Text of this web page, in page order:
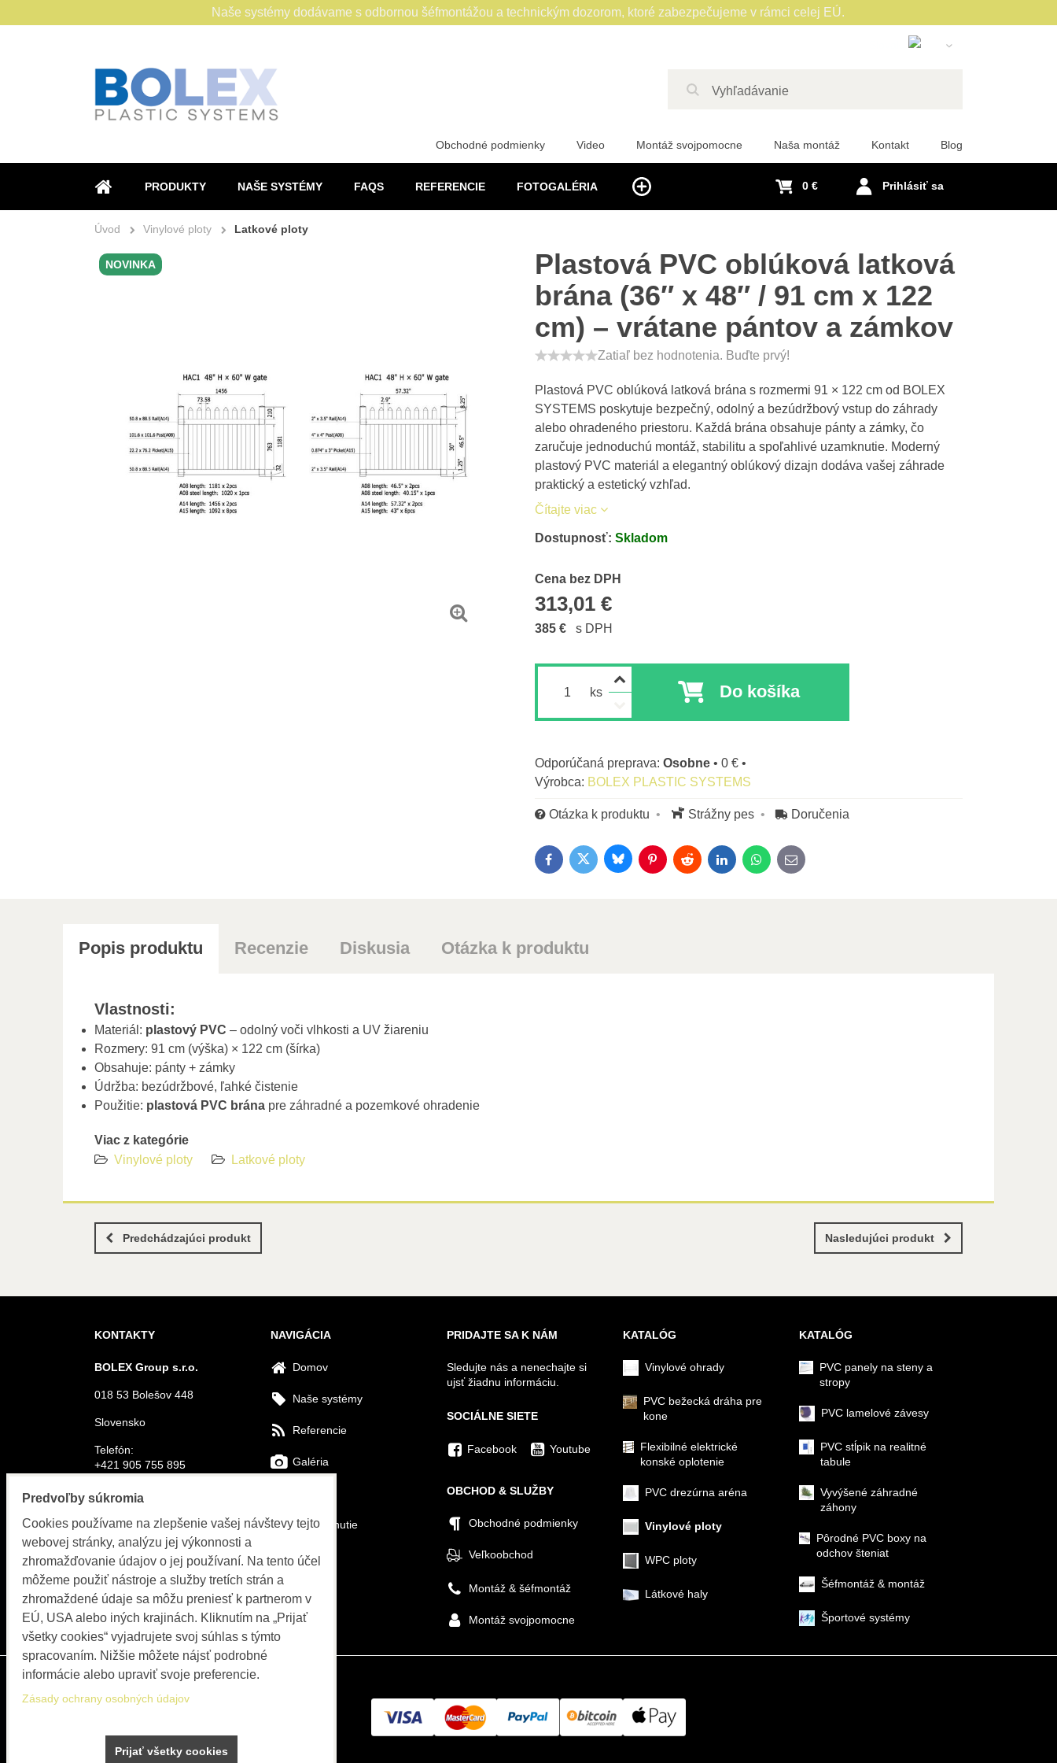
Polish
French
Romanian
Dutch
Swedish
ÚVOD
PRODUKTY NAŠE SYSTÉMY FAQS REFERENCIE FOTOGALÉRIA
Obchodné podmienky Video Montáž svojpomocne Naša montáž Kontakt Blog
Prihlásiť sa
0 €
Naše systémy dodávame s odbornou šéfmontážou a technickým dozorom, ktoré zabezpečujeme v rámci celej EÚ.
Úvod Vinylové ploty Latkové ploty
Plastová PVC oblúková latková
brána (36″ x 48″ / 91 cm x 122
cm) – vrátane pántov a zámkov
Plastová PVC oblúková latková brána s rozmermi 91 × 122 cm od BOLEX
SYSTEMS poskytuje bezpečný, odolný a bezúdržbový vstup do záhrady
alebo ohradeného priestoru. Každá brána obsahuje pánty a zámky, čo
zaručuje jednoduchú montáž, stabilitu a spoľahlivé uzamknutie. Moderný
plastový PVC materiál a elegantný oblúkový dizajn dodáva vašej záhrade
praktický a estetický vzhľad.
Čítajte viac
Zatiaľ bez hodnotenia. Buďte prvý!
NOVINKA
Dostupnosť: Skladom
Cena bez DPH
313,01 €
Cena s DPH
385 € s DPH
ks Do košíka
Osobne • 0 € •
Výrobca: BOLEX PLASTIC SYSTEMS
Otázka k produktu Strážny pes Doručenia
FacebookTwitterBlueskyPinterestRedditLinkedInWhatsApp
E-mail
Popis produktu Recenzie Diskusia Otázka k produktu
Vlastnosti:
Materiál: plastový PVC – odolný voči vlhkosti a UV žiareniu
Rozmery: 91 cm (výška) × 122 cm (šírka)
Obsahuje: pánty + zámky
Údržba: bezúdržbové, ľahké čistenie
Použitie: plastová PVC bránapre záhradné a pozemkové ohradenie
Viac z kategórie
Vinylové ploty
Latkové ploty
Predchádzajúci produkt Nasledujúci produkt
KONTAKTY
BOLEX Group s.r.o.
018 53 Bolešov 448
Slovensko
Telefón:
+421 905 755 895
E-mail:
info@bolex-systems.eu
Otváracie hodiny
Objednávky, fakturácia, servis
PO-PIA 8:00 do 15:30
NAVIGÁCIA
Domov
Naše systémy
Referencie
Galéria
Na stiahnutie
Video
Blog
PRIDAJTE SA K NÁM
Sledujte nás a nenechajte si
ujsť žiadnu informáciu.
SOCIÁLNE SIETE
Facebook Youtube
OBCHOD & SLUŽBY
Obchodné podmienky
Veľkoobchod
Montáž & šéfmontáž
Montáž svojpomocne
KATALÓG
Vinylové ohrady
PVC bežecká dráha pre
kone
Flexibilné elektrické
konské oplotenie
PVC drezúrna aréna
Vinylové ploty
WPC ploty
Látkové haly
KATALÓG
PVC panely na steny a
stropy
PVC lamelové závesy
PVC stĺpik na realitné
tabule
Vyvýšené záhradné
záhony
Pôrodné PVC boxy na
odchov šteniat
Šéfmontáž & montáž
Športové systémy
Predvoľby súkromia
Cookies používame na zlepšenie vašej návštevy tejto
webovej stránky, analýzu jej výkonnosti a
zhromažďovanie údajov o jej používaní. Na tento účel
môžeme použiť nástroje a služby tretích strán a
zhromaždené údaje sa môžu preniesť k partnerom v
EÚ, USA alebo iných krajinách. Kliknutím na „Prijať
všetky cookies“ vyjadrujete svoj súhlas s týmto
spracovaním. Nižšie môžete nájsť podrobné
informácie alebo upraviť svoje preferencie.
Zásady ochrany osobných údajov
Prijať všetky cookies